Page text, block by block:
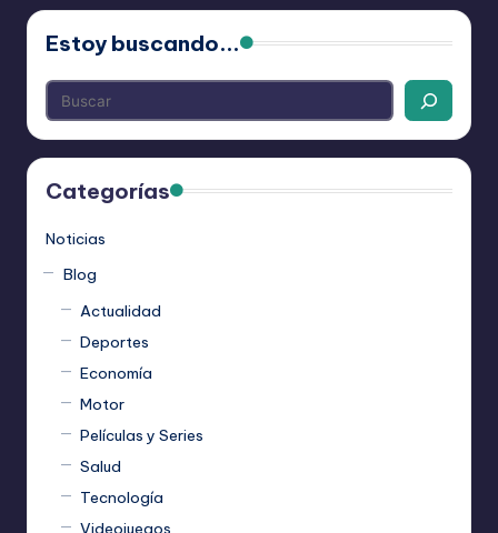
Estoy buscando...
Categorías
Noticias
Blog
Actualidad
Deportes
Economía
Motor
Películas y Series
Salud
Tecnología
Videojuegos